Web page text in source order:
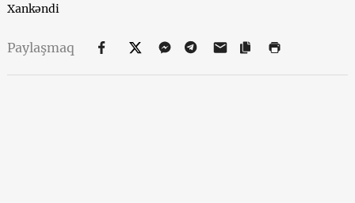
Xankəndi
Paylaşmaq